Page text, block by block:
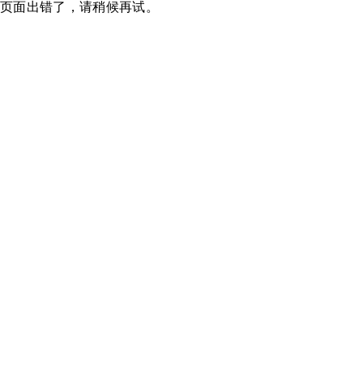
页面出错了，请稍候再试。